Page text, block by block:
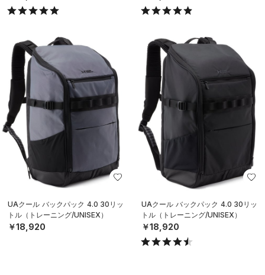
UAクール バックパック 4.0 30リッ
トル（トレーニング/UNISEX）
￥18,920
UAクール バックパック 4.0 30リッ
トル（トレーニング/UNISEX）
￥18,920